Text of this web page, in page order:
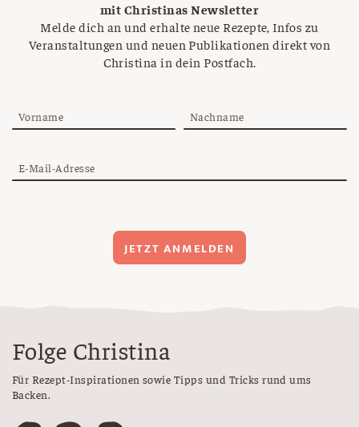
mit Christinas Newsletter
Melde dich an und erhalte neue Rezepte, Infos zu
Veranstaltungen und neuen Publikationen direkt von
Christina in dein Postfach.
Vorname Nachname
E-Mail-Adresse
JETZT ANMELDEN
Folge Christina
Für Rezept-Inspirationen sowie Tipps und Tricks rund ums
Backen.